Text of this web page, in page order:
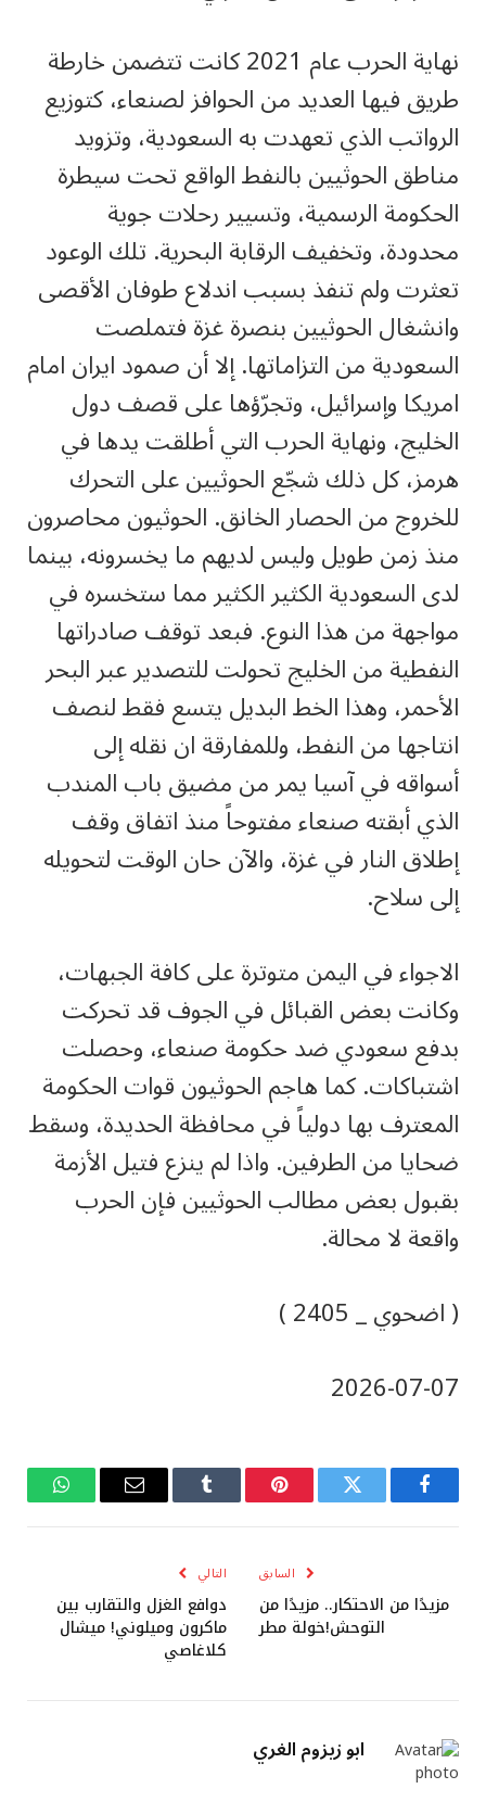
نهاية الحرب عام 2021 كانت تتضمن خارطة
طريق فيها العديد من الحوافز لصنعاء، كتوزيع
الرواتب الذي تعهدت به السعودية، وتزويد
مناطق الحوثيين بالنفط الواقع تحت سيطرة
الحكومة الرسمية، وتسيير رحلات جوية
محدودة، وتخفيف الرقابة البحرية. تلك الوعود
تعثرت ولم تنفذ بسبب اندلاع طوفان الأقصى
وانشغال الحوثيين بنصرة غزة فتملصت
السعودية من التزاماتها. إلا أن صمود ايران امام
امريكا وإسرائيل، وتجرّؤها على قصف دول
الخليج، ونهاية الحرب التي أطلقت يدها في
هرمز، كل ذلك شجّع الحوثيين على التحرك
للخروج من الحصار الخانق. الحوثيون محاصرون
منذ زمن طويل وليس لديهم ما يخسرونه، بينما
لدى السعودية الكثير الكثير مما ستخسره في
مواجهة من هذا النوع. فبعد توقف صادراتها
النفطية من الخليج تحولت للتصدير عبر البحر
الأحمر، وهذا الخط البديل يتسع فقط لنصف
انتاجها من النفط، وللمفارقة ان نقله إلى
أسواقه في آسيا يمر من مضيق باب المندب
الذي أبقته صنعاء مفتوحاً منذ اتفاق وقف
إطلاق النار في غزة، والآن حان الوقت لتحويله
إلى سلاح.
الاجواء في اليمن متوترة على كافة الجبهات،
وكانت بعض القبائل في الجوف قد تحركت
بدفع سعودي ضد حكومة صنعاء، وحصلت
اشتباكات. كما هاجم الحوثيون قوات الحكومة
المعترف بها دولياً في محافظة الحديدة، وسقط
ضحايا من الطرفين. واذا لم ينزع فتيل الأزمة
بقبول بعض مطالب الحوثيين فإن الحرب
واقعة لا محالة.
( اضحوي _ 2405 )
‎2026-‎07-‎07
فيسبوك تويتر بينتيريستTumblr
البريد
واتساب
السابق
مزيدًا من الاحتكار.. مزيدًا من
التوحش!خولة مطر
التالي
دوافع الغزل والتقارب بين
ماكرون وميلوني! ميشال
كلاغاصي
ابو زيزوم الغري